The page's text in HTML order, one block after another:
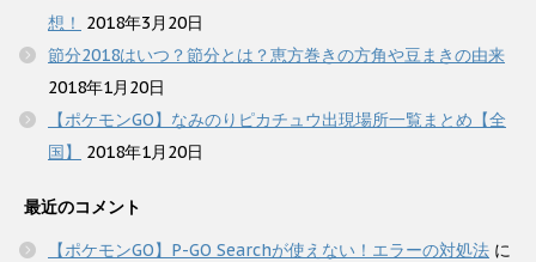
想！
2018年3月20日
節分2018はいつ？節分とは？恵方巻きの方角や豆まきの由来
2018年1月20日
【ポケモンGO】なみのりピカチュウ出現場所一覧まとめ【全
国】
2018年1月20日
最近のコメント
【ポケモンGO】P-GO Searchが使えない！エラーの対処法 に